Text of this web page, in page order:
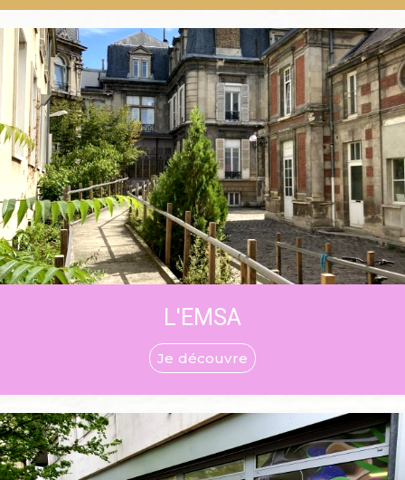
L'EMSA
Je découvre